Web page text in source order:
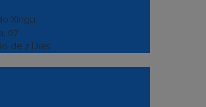
Xingu
07
de 7 Dias